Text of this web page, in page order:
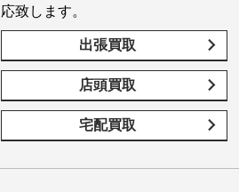
応致します。
出張買取
店頭買取
宅配買取